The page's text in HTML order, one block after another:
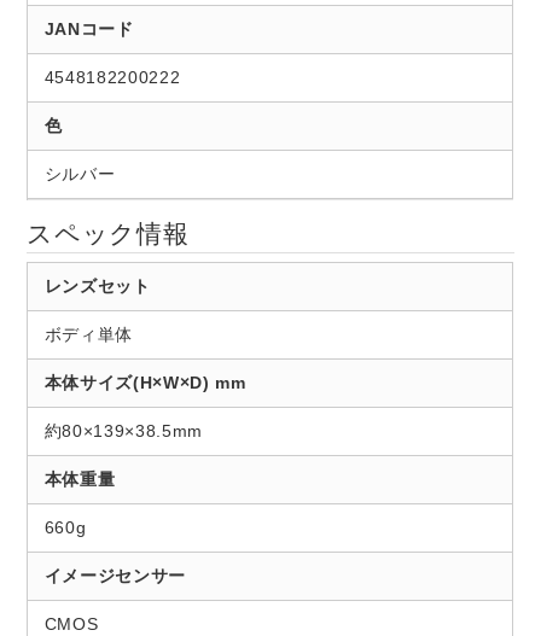
JANコード
4548182200222
色
シルバー
スペック情報
レンズセット
ボディ単体
本体サイズ(H×W×D) mm
約80×139×38.5mm
本体重量
660g
イメージセンサー
CMOS